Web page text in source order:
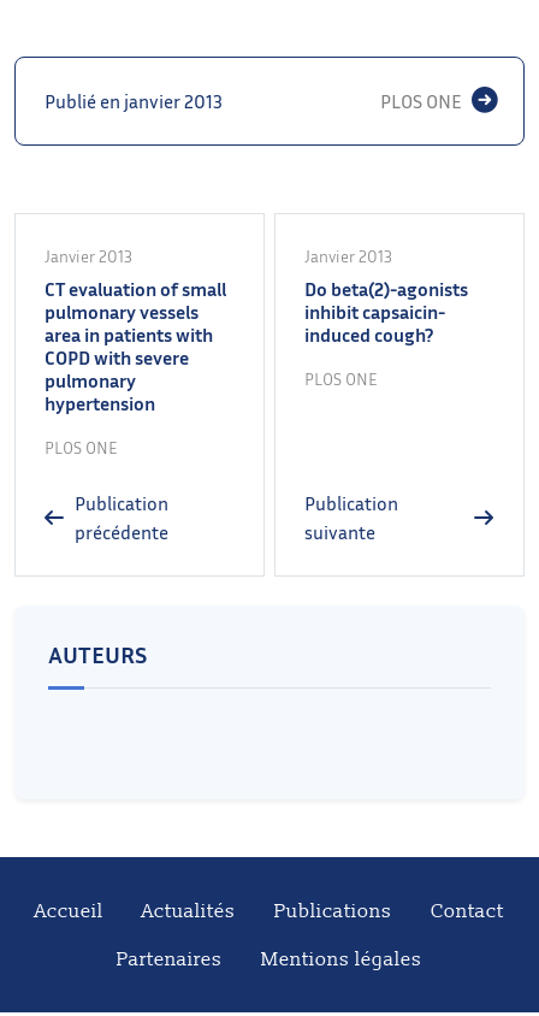
Publié en janvier 2013 PLOS ONE
Janvier 2013
CT evaluation of small
pulmonary vessels
area in patients with
COPD with severe
pulmonary
hypertension
PLOS ONE
Publication
précédente
Janvier 2013
Do beta(2)-agonists
inhibit capsaicin-
induced cough?
PLOS ONE
Publication
suivante
AUTEURS
Accueil Actualités Publications
Contact
Partenaires
Mentions légales